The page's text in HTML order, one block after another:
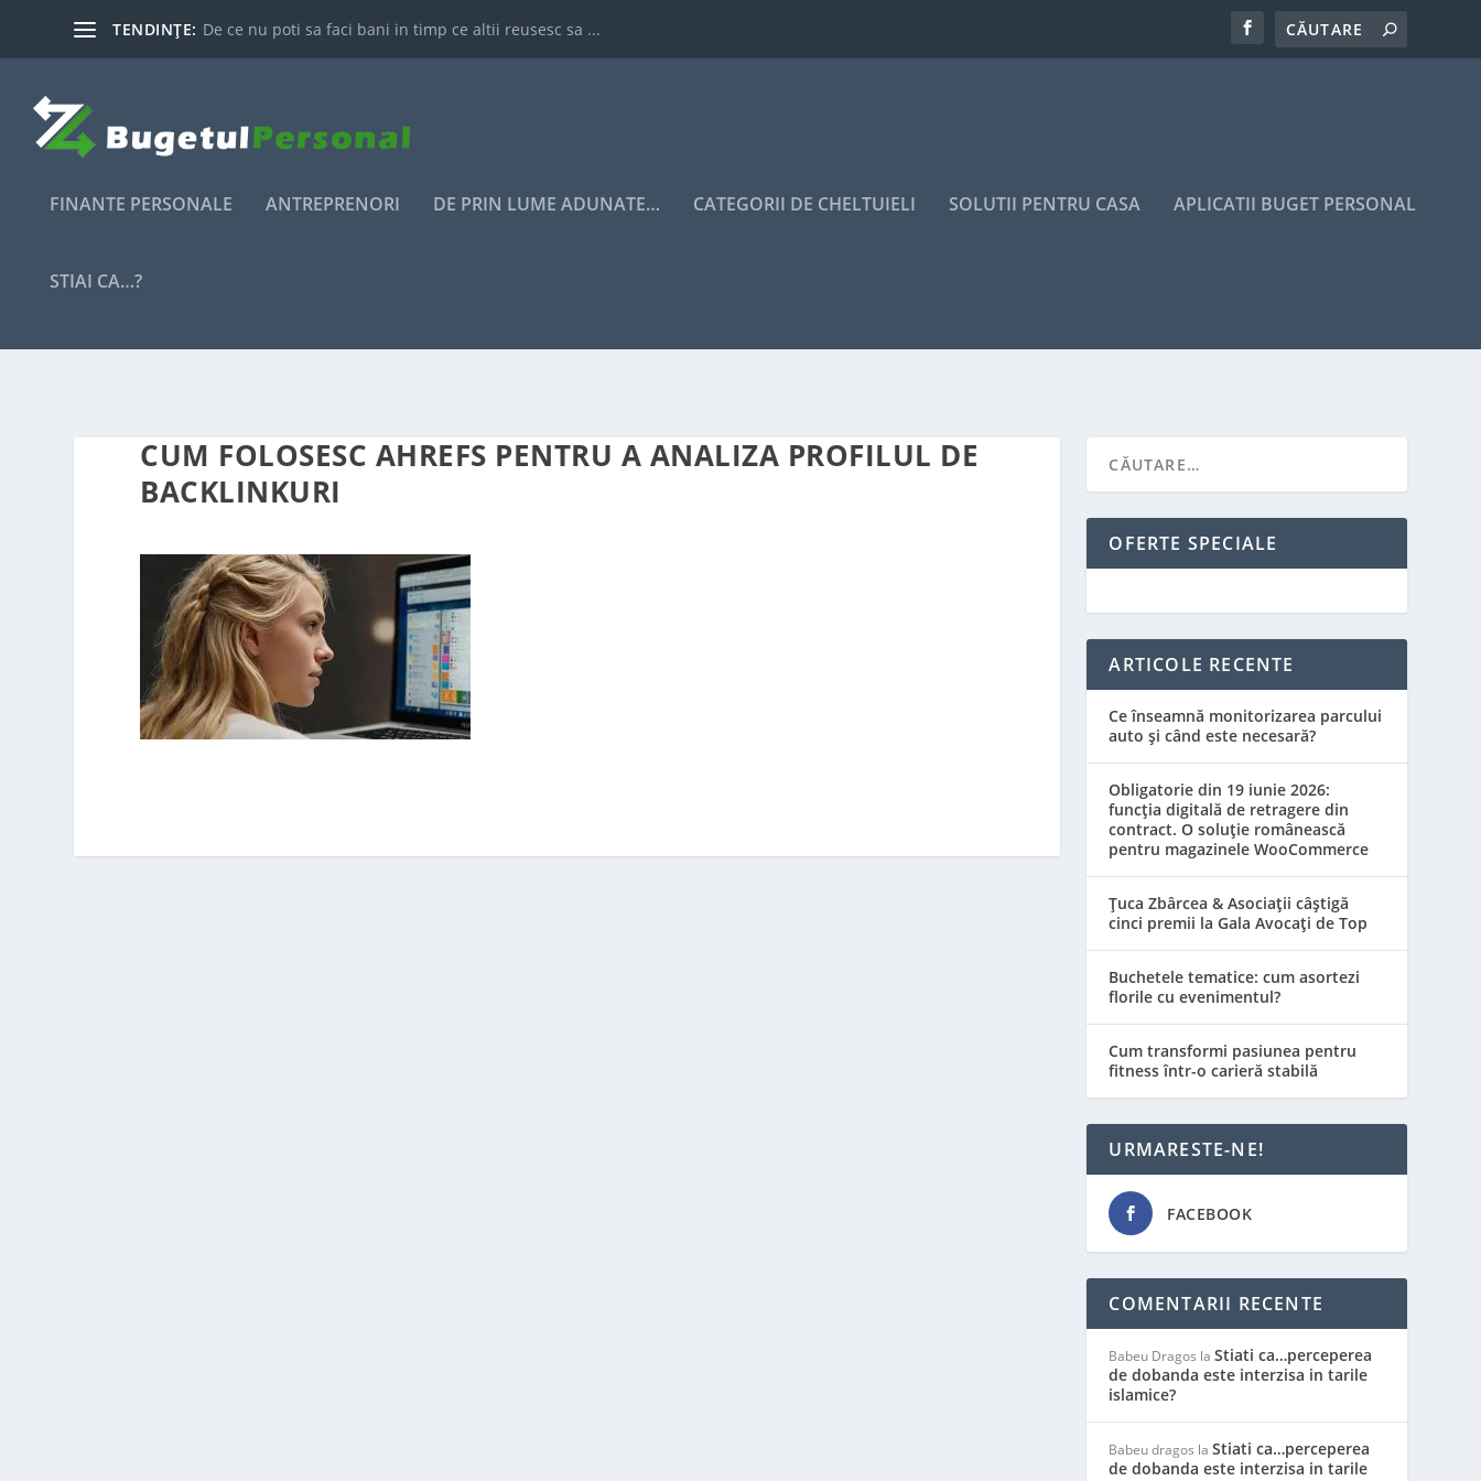
TENDINȚE: De ce nu poti sa faci bani in timp ce altii reusesc sa ...
FINANTE PERSONALE ANTREPRENORI DE PRIN LUME ADUNATE… CATEGORII DE CHELTUIELI SOLUTII PENTRU CASA APLICATII BUGET PERSONAL
STIAI CA…?
CUM FOLOSESC AHREFS PENTRU A ANALIZA PROFILUL DE
BACKLINKURI
OFERTE SPECIALE
ARTICOLE RECENTE
Ce înseamnă monitorizarea parcului
auto și când este necesară?
Obligatorie din 19 iunie 2026:
funcția digitală de retragere din
contract. O soluție românească
pentru magazinele WooCommerce
Țuca Zbârcea & Asociații câștigă
cinci premii la Gala Avocați de Top
Buchetele tematice: cum asortezi
florile cu evenimentul?
Cum transformi pasiunea pentru
fitness într-o carieră stabilă
URMARESTE-NE!
FACEBOOK
COMENTARII RECENTE
Babeu Dragos laStiati ca…perceperea
de dobanda este interzisa in tarile
islamice?
Babeu dragos laStiati ca…perceperea
de dobanda este interzisa in tarile